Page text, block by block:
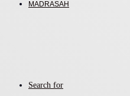
MADRASAH
Search for